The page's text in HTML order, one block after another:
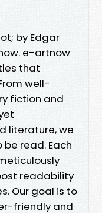
by Edgar
e-artnow
that
well-
fiction and
literature, we
read. Each
readability
Our goal is to
friendly and